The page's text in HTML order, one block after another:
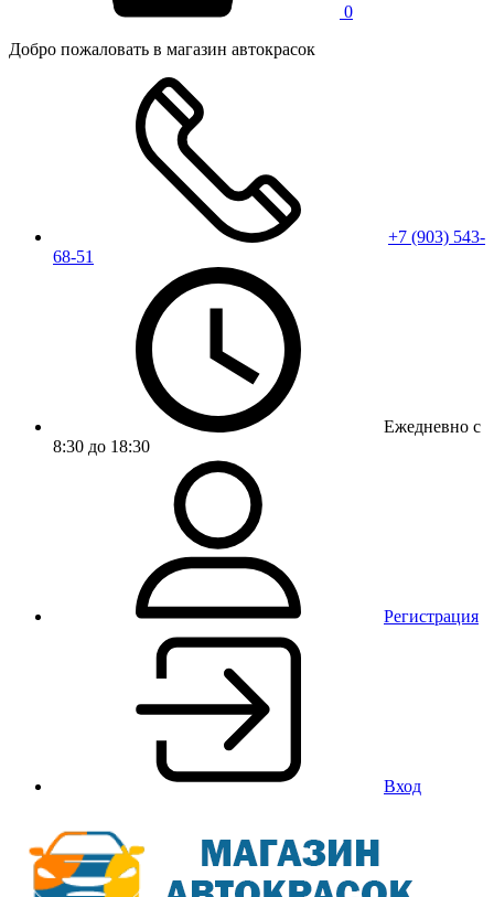
0
Добро пожаловать в магазин автокрасок
+7 (903) 543-
68-51
Ежедневно с
8:30 до 18:30
Регистрация
Вход